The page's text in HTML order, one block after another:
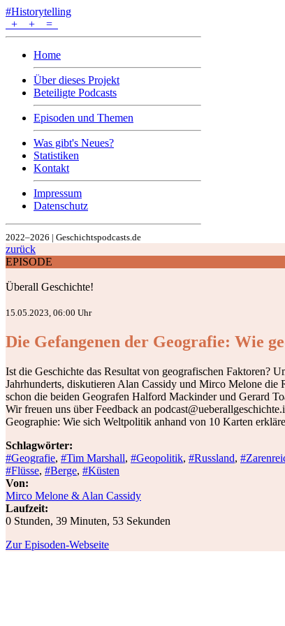
#Historytelling
+
+ =
Home
Über dieses Projekt
Beteiligte Podcasts
Episoden und Themen
Was gibt's Neues?
Statistiken
Kontakt
Impressum
Datenschutz
2022–2026 | Geschichtspodcasts.de
zurück
EPISODE
Überall Geschichte!
15.05.2023, 06:00 Uhr
Die Gefangenen der Geografie: Wie
Ist die Geschichte das Resultat von geografischen Faktoren?
Jahrhunderts, diskutieren Alan Cassidy und Mirco Melone
schon die beiden Geografen Halford Mackinder und Gerard
Wir freuen uns über Feedback an
Geographie: Wie sich Weltpolitik anhand von 10 Karten
Schlagwörter:
#Geografie, #Tim Marshall, #Geopolitik, #Russland,
#Flüsse, #Berge, #Küsten
Von:
Mirco Melone & Alan Cassidy
Laufzeit:
0 Stunden, 39 Minuten, 53 Sekunden
Zur Episoden-Webseite